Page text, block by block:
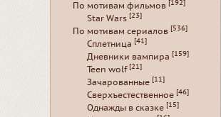
По мотивам фильмов [192]
Star Wars [23]
По мотивам сериалов [536]
Сплетница [41]
Дневники вампира [159]
Teen wolf [21]
Зачарованные [11]
Сверхъестественное [46]
Однажды в сказке [15]